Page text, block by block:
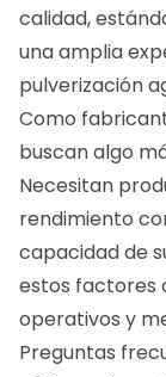
calidad,
una amplia
pulverización
Como
buscan algo
Necesitan
rendimiento
capacidad de
estos factores
operativos y
Preguntas